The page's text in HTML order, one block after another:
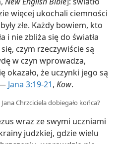
więcej ukochali ciemności
złe. Każdy bowiem, kto
i nie zbliża się do światła
czym rzeczywiście są
w czyn wprowadza,
okazało, że uczynki jego są
Jana 3:19-21, Kow.
Chrzciciela dobiegało końca?
wraz ze swymi uczniami
judzkiej, gdzie wielu